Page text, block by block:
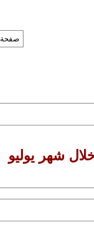
صفحة 64 من 287
شهر يوليو